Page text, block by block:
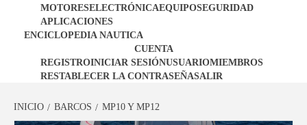
MOTORESELECTRÓNICAEQUIPOSEGURIDAD
APLICACIONES
ENCICLOPEDIA NAUTICA
CUENTA
REGISTROINICIAR SESIÓNUSUARIOMIEMBROS
RESTABLECER LA CONTRASEÑASALIR
INICIO BARCOS MP10 Y MP12